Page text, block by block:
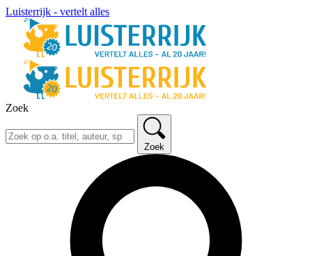
Luisterrijk - vertelt alles
Zoek
Zoek